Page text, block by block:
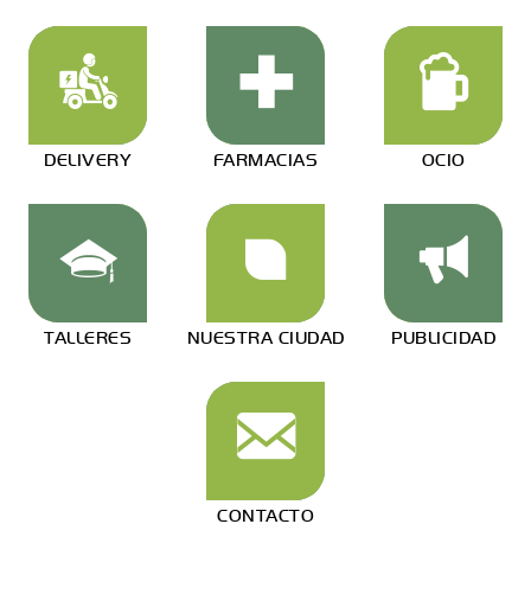
DELIVERY FARMACIAS OCIO
TALLERES NUESTRA CIUDAD PUBLICIDAD
CONTACTO